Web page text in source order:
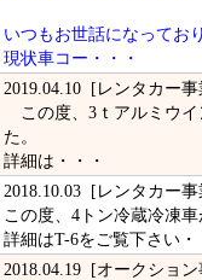
いつもお世話になってお
現状車コー・・・
2019.04.10 [レンタカー
この度、3ｔアルミウイ
た。
詳細は・・・
2018.10.03 [レンタカー
この度、4トン冷蔵冷凍
詳細はT-6をご覧下さい・
2018.04.19 [オークショ